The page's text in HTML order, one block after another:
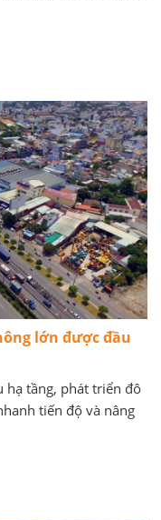
lớn được đầu
hạ tầng, phát triển đô
tiến độ và nâng